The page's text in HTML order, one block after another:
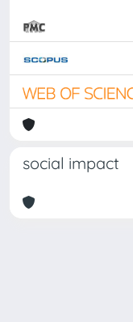
social impact